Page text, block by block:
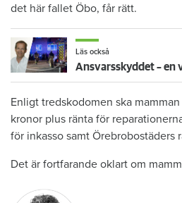
det här fallet Öbo, får rätt.
Läs också
Enligt tredskodomen ska
kronor plus ränta för
för inkasso samt Örebrobostäders
Det är fortfarande oklart om